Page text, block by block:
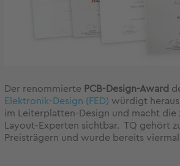
Der renommierte PCB-Design-Award
Elektronik-Design (FED) würdigt
im Leiterplatten-Design und macht die
Layout-Experten sichtbar. TQ gehört
Preisträgern und wurde bereits